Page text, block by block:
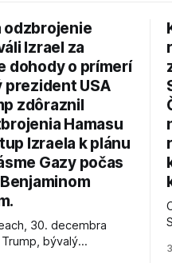
odzbrojenie
Izrael za
dohody o prímerí
prezident USA
zdôraznil
Hamasu
Izraela k plánu
Gazy počas
30. decembra
Trump, bývalý